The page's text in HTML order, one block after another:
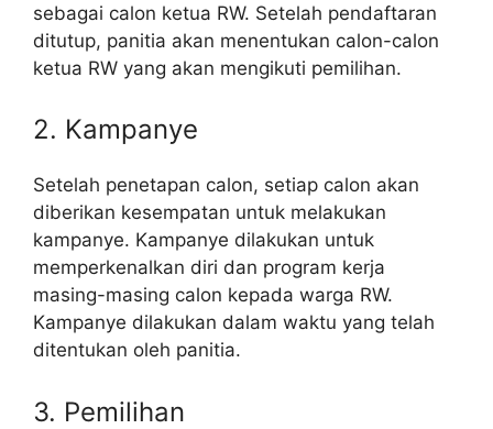
sebagai calon ketua RW. Setelah pendaftaran
ditutup, panitia akan menentukan calon-calon
ketua RW yang akan mengikuti pemilihan.
2. Kampanye
Setelah penetapan calon, setiap calon akan
diberikan kesempatan untuk melakukan
kampanye. Kampanye dilakukan untuk
memperkenalkan diri dan program kerja
masing-masing calon kepada warga RW.
Kampanye dilakukan dalam waktu yang telah
ditentukan oleh panitia.
3. Pemilihan